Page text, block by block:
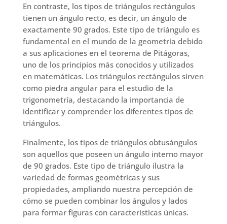
En contraste, los tipos de triángulos rectángulos
tienen un ángulo recto, es decir, un ángulo de
exactamente 90 grados. Este tipo de triángulo es
fundamental en el mundo de la geometría debido
a sus aplicaciones en el teorema de Pitágoras,
uno de los principios más conocidos y utilizados
en matemáticas. Los triángulos rectángulos sirven
como piedra angular para el estudio de la
trigonometría, destacando la importancia de
identificar y comprender los diferentes tipos de
triángulos.
Finalmente, los tipos de triángulos obtusángulos
son aquellos que poseen un ángulo interno mayor
de 90 grados. Este tipo de triángulo ilustra la
variedad de formas geométricas y sus
propiedades, ampliando nuestra percepción de
cómo se pueden combinar los ángulos y lados
para formar figuras con características únicas.